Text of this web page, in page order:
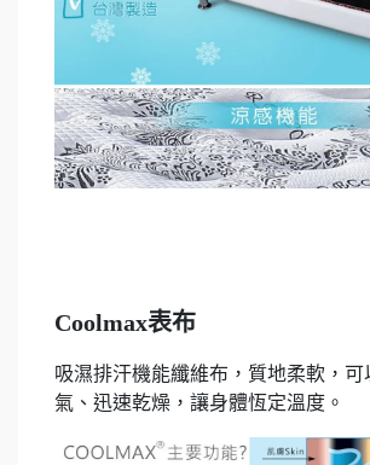
Coolmax表布
吸濕排汗機能纖維布，質地柔軟，可
氣、迅速乾燥，讓身體恆定溫度。